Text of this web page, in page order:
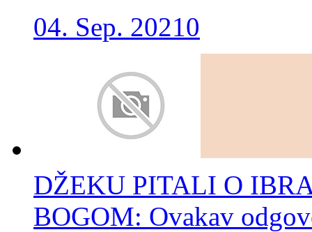
04. Sep. 20210
DŽEKU PITALI O
BOGOM: Ovakav